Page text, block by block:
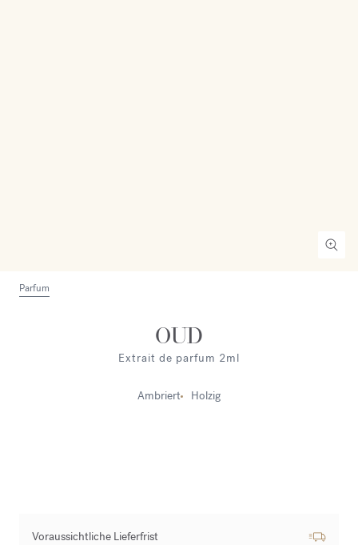
Parfum
OUD
Extrait de parfum 2ml
Ambriert Holzig
Voraussichtliche Lieferfrist